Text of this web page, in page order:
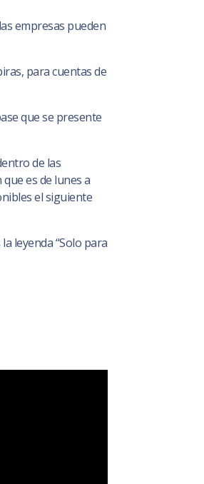
empresas pueden
para cuentas de
que se presente
de las
es de lunes a
el siguiente
leyenda “Solo para